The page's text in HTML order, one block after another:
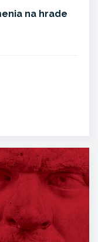
na hrade